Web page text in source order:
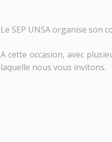
Le SEP UNSA organise son
A cette occasion, avec
laquelle nous vous invitons.